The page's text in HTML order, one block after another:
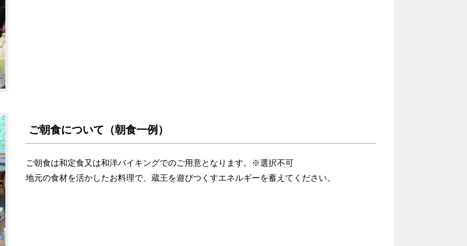
ご朝食について（朝食一例）
ご朝食は和定食又は和洋バイキングでのご用意となります。※選択不可
地元の食材を活かしたお料理で、蔵王を遊びつくすエネルギーを蓄えてください。